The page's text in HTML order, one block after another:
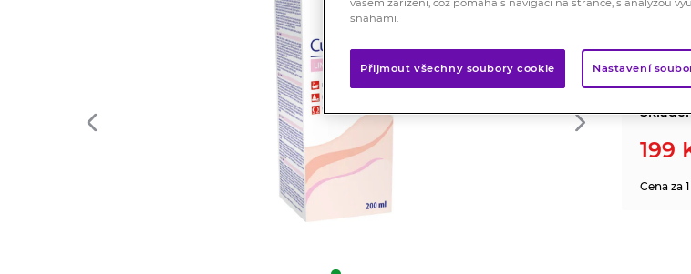
199
Cena za
vašem zařízení, což pomáhá s navigací na stránce, s analýzou
snahami.
Přijmout všechny soubory cookie Nastavení